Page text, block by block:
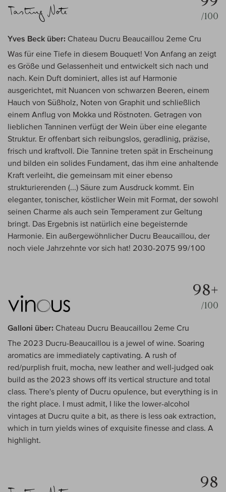
/100
Yves Beck über: Chateau Ducru Beaucaillou 2eme Cru
Was für eine Tiefe in diesem Bouquet! Von Anfang an zeigt
es Größe und Gelassenheit und entwickelt sich nach und
nach. Kein Duft dominiert, alles ist auf Harmonie
ausgerichtet, mit Nuancen von schwarzen Beeren, einem
Hauch von Süßholz, Noten von Graphit und schließlich
einem Anflug von Mokka und Röstnoten. Getragen von
lieblichen Tanninen verfügt der Wein über eine elegante
Struktur. Er offenbart sich reibungslos, geradlinig, präzise,
frisch und kraftvoll. Die Tannine treten spät in Erscheinung
und bilden ein solides Fundament, das ihm eine anhaltende
Kraft verleiht, die gemeinsam mit einer ebenso
strukturierenden (...) Säure zum Ausdruck kommt. Ein
eleganter, tonischer, köstlicher Wein mit Format, der sowohl
seinen Charme als auch sein Temperament zur Geltung
bringt. Das Ergebnis ist natürlich eine begeisternde
Harmonie. Ein außergewöhnlicher Ducru Beaucaillou, der
noch viele Jahrzehnte vor sich hat! 2030-2075 99/100
98+
/100
Galloni über: Chateau Ducru Beaucaillou 2eme Cru
The 2023 Ducru-Beaucaillou is a jewel of wine. Soaring
aromatics are immediately captivating. A rush of
red/purplish fruit, mocha, new leather and well-judged oak
build as the 2023 shows off its vertical structure and total
class. There's plenty of Ducru opulence, but everything is in
the right place. I must admit, I like the lower-alcohol
vintages at Ducru quite a bit, as there is less oak extraction,
which in turn yields wines of exquisite finesse and class. A
highlight.
98